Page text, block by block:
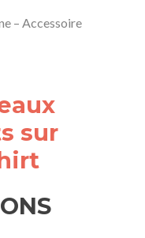
– Accessoire
sur